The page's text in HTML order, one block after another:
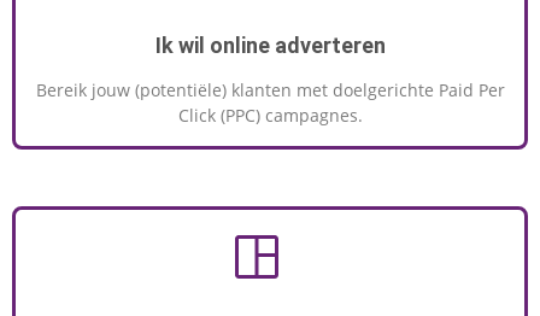
Ik wil online adverteren
Bereik jouw (potentiële) klanten met doelgerichte Paid Per
Click (PPC) campagnes.